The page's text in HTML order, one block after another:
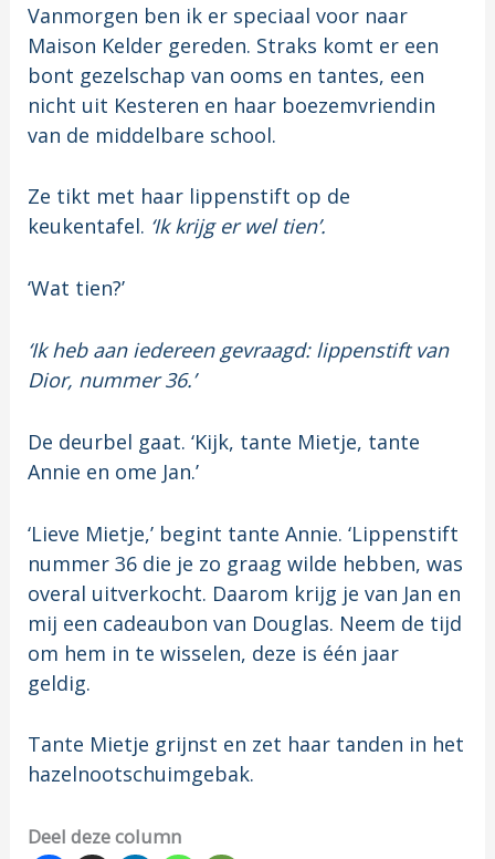
Vanmorgen ben ik er speciaal voor naar
Maison Kelder gereden. Straks komt er een
bont gezelschap van ooms en tantes, een
nicht uit Kesteren en haar boezemvriendin
van de middelbare school.
Ze tikt met haar lippenstift op de
keukentafel. ‘Ik krijg er wel tien’.
‘Wat tien?’
‘Ik heb aan iedereen gevraagd: lippenstift van
Dior, nummer 36.’
De deurbel gaat. ‘Kijk, tante Mietje, tante
Annie en ome Jan.’
‘Lieve Mietje,’ begint tante Annie. ‘Lippenstift
nummer 36 die je zo graag wilde hebben, was
overal uitverkocht. Daarom krijg je van Jan en
mij een cadeaubon van Douglas. Neem de tijd
om hem in te wisselen, deze is één jaar
geldig.
Tante Mietje grijnst en zet haar tanden in het
hazelnootschuimgebak.
Deel deze column